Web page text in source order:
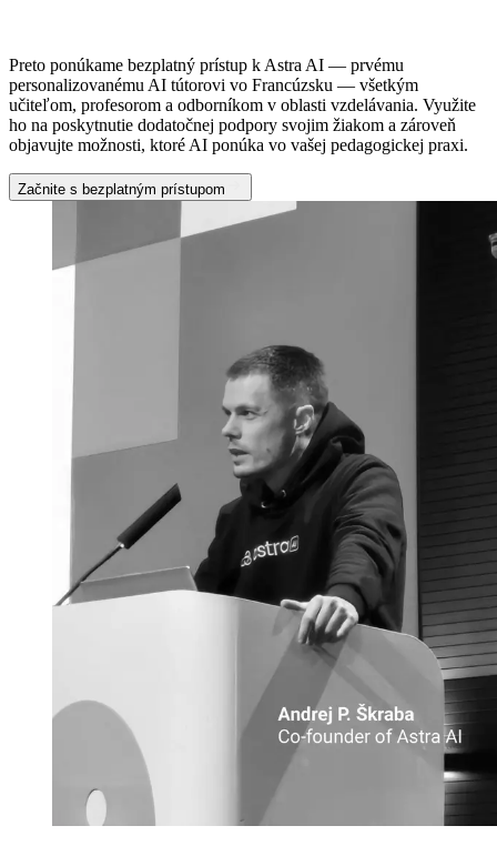
Preto ponúkame bezplatný prístup k Astra AI — prvému
personalizovanému AI tútorovi vo Francúzsku — všetkým
učiteľom, profesorom a odborníkom v oblasti vzdelávania. Využite
ho na poskytnutie dodatočnej podpory svojim žiakom a zároveň
objavujte možnosti, ktoré AI ponúka vo vašej pedagogickej praxi.
Začnite s bezplatným prístupom